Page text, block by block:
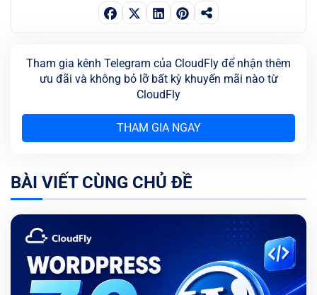
Tham gia kênh Telegram của CloudFly để nhận thêm
ưu đãi và không bỏ lỡ bất kỳ khuyến mãi nào từ
CloudFly
THAM GIA NGAY
BÀI VIẾT CÙNG CHỦ ĐỀ